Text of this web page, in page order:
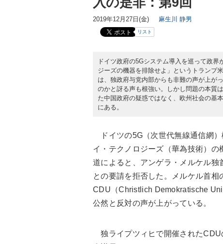
2019年12月27日(金) 麻生川 静男
リスト
ドイツ政府の5Gシステム導入を巡って政
ジーズの機器を排除せよ」というトランプ
は、独政府与党内部からも非難の声が上が
のかと訝る声も根強い。しかし問題の本質
た中国政府の疑惑ではなく、欧州社会の基
にある。
ドイツの5G（次世代無線通信網）
イ・テクノロジーズ（華為技術）
道によると、アンゲラ・メルケル独
との要請を拒否した。メルケル首
CDU（Christlich Demokratische
公然と反対の声が上がっている。
独ライプツィヒで開催されたCDU